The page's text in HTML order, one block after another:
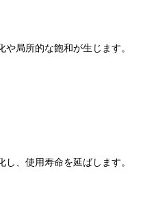
局所的な飽和が生じます。
、使用寿命を延ばします。